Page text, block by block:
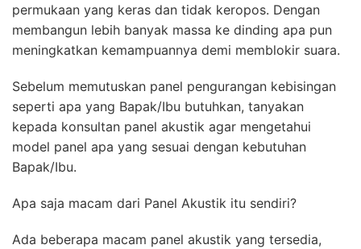
permukaan yang keras dan tidak keropos. Dengan
membangun lebih banyak massa ke dinding apa pun
meningkatkan kemampuannya demi memblokir suara.
Sebelum memutuskan panel pengurangan kebisingan
seperti apa yang Bapak/Ibu butuhkan, tanyakan
kepada konsultan panel akustik agar mengetahui
model panel apa yang sesuai dengan kebutuhan
Bapak/Ibu.
Apa saja macam dari Panel Akustik itu sendiri?
Ada beberapa macam panel akustik yang tersedia,